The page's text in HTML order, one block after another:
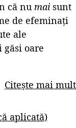
că nu mai sunt
de efeminați
ale
oare
Citește mai mult
aplicată)